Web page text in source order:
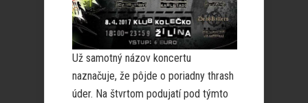
Už samotný názov koncertu
naznačuje, že pôjde o poriadny thrash
úder. Na štvrtom podujatí pod týmto